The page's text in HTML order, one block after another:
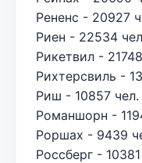
Рененс - 20927
Риен - 22534
Рикетвил -
Рихтерсвиль -
Риш - 10857 чел.
Романшорн -
Роршах - 9439
Россберг -